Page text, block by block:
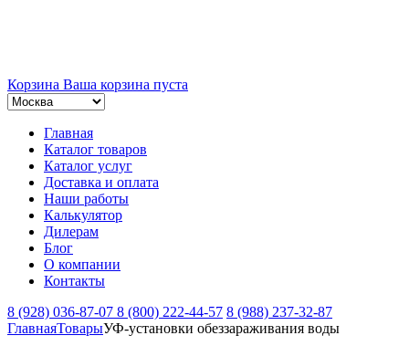
Корзина Ваша корзина пуста
Главная
Каталог товаров
Каталог услуг
Доставка и оплата
Наши работы
Калькулятор
Дилерам
Блог
О компании
Контакты
8 (928) 036-87-07 8 (800) 222-44-57 8 (988) 237-32-87
ГлавнаяТоварыУФ-установки обеззараживания воды